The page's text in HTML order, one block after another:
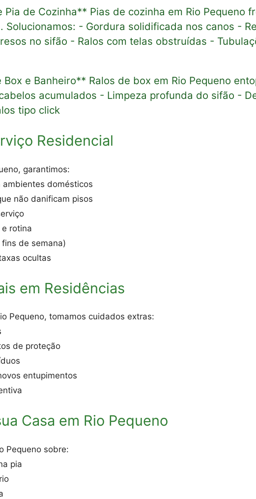
de Cozinha** Pias de cozinha em Rio Pequeno
Solucionamos: - Gordura solidificada nos canos -
no sifão - Ralos com telas obstruídas -
e Banheiro** Ralos de box em Rio Pequeno
acumulados - Limpeza profunda do sifão -
tipo click
Residencial
garantimos:
ambientes domésticos
não danificam pisos
rotina
de semana)
ocultas
em Residências
Pequeno, tomamos cuidados extras:
de proteção
entupimentos
Casa em Rio Pequeno
Pequeno sobre:
pia